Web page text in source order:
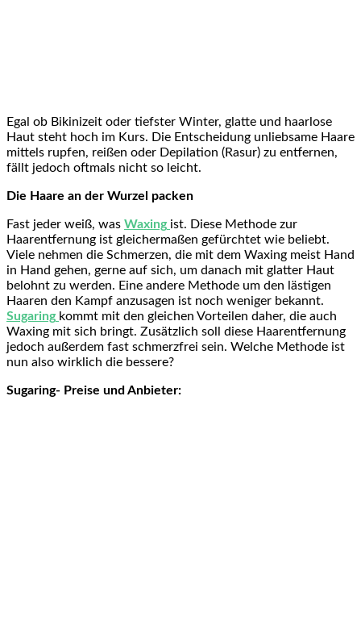
Egal ob Bikinizeit oder tiefster Winter, glatte und haarlose
Haut steht hoch im Kurs. Die Entscheidung unliebsame Haare
mittels rupfen, reißen oder Depilation (Rasur) zu entfernen,
fällt jedoch oftmals nicht so leicht.
Die Haare an der Wurzel packen
Fast jeder weiß, was Waxing ist. Diese Methode zur
Haarentfernung ist gleichermaßen gefürchtet wie beliebt.
Viele nehmen die Schmerzen, die mit dem Waxing meist Hand
in Hand gehen, gerne auf sich, um danach mit glatter Haut
belohnt zu werden. Eine andere Methode um den lästigen
Haaren den Kampf anzusagen ist noch weniger bekannt.
Sugaring kommt mit den gleichen Vorteilen daher, die auch
Waxing mit sich bringt. Zusätzlich soll diese Haarentfernung
jedoch außerdem fast schmerzfrei sein. Welche Methode ist
nun also wirklich die bessere?
Sugaring- Preise und Anbieter: